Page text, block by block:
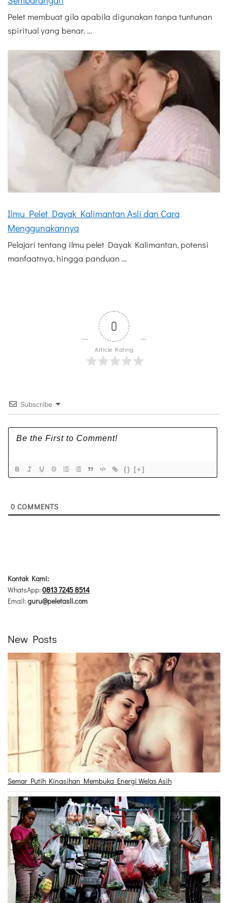
Pelet membuat gila apabila digunakan tanpa tuntunan
spiritual yang benar. …
Ilmu Pelet Dayak Kalimantan Asli dan Cara
Menggunakannya
Pelajari tentang ilmu pelet Dayak Kalimantan, potensi
manfaatnya, hingga panduan …
0
Article Rating
Subscribe
{} [+]
0 COMMENTS
Kontak Kami:
WhatsApp:0813 7245 8514
Email:guru@peletasli.com
New Posts
Semar Putih Kinasihan Membuka Energi Welas Asih